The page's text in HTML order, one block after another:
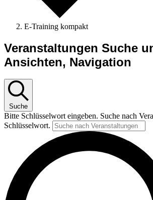
E-Training kompakt
Veranstaltungen
Veranstaltungen Suche
Ansichten, Navigation
Suche
Bitte Schlüsselwort eingeben. Suche nach
Schlüsselwort.